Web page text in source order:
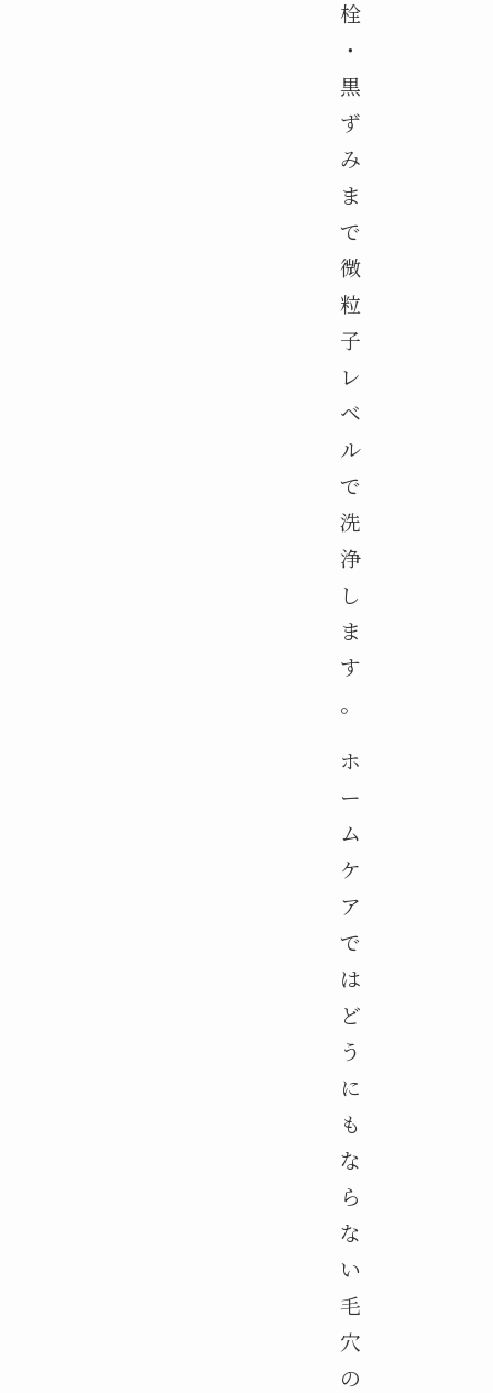
栓
・
黒
ず
み
ま
で
微
粒
子
レ
ベ
ル
で
洗
浄
し
ま
す
。
ホ
ー
ム
ケ
ア
で
は
ど
う
に
も
な
ら
な
い
毛
穴
の